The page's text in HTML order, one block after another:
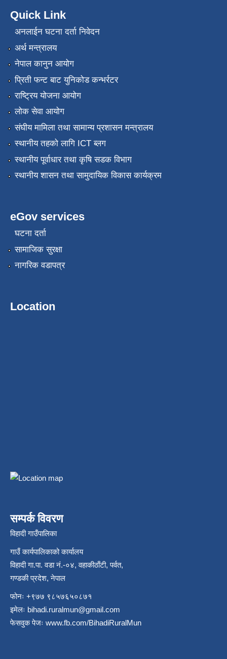
Quick Link
अनलाईन घटना दर्ता निवेदन
अर्थ मन्त्रालय
नेपाल कानुन आयोग
प्रिती फन्ट बाट युनिकोड कन्भर्रटर
राष्ट्रिय योजना आयोग
लोक सेवा आयोग
संघीय मामिला तथा सामान्य प्रशासन मन्त्रालय
स्थानीय तहको लागि ICT ब्लग
स्थानीय पूर्वाधार तथा कृषि सडक विभाग
स्थानीय शासन तथा सामुदायिक विकास कार्यक्रम
eGov services
घटना दर्ता
सामाजिक सुरक्षा
नागरिक वडापत्र
Location
सम्पर्क विवरण
विहादी गाउँपालिका
गाउँ कार्यपालिकाको कार्यालय
विहादी गा.पा. वडा नं.-०४, वहाकीठाँटी, पर्वत,
गण्डकी प्रदेश, नेपाल
फोनः +९७७ ९८५७६५०८७१
इमेलः bihadi.ruralmun@gmail.com
फेसवुक पेजः www.fb.com/BihadiRuralMun